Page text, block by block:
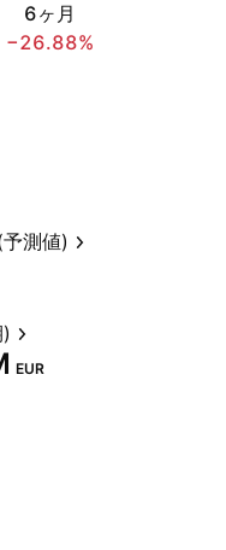
6ヶ月
−26.88%
測値)
EUR